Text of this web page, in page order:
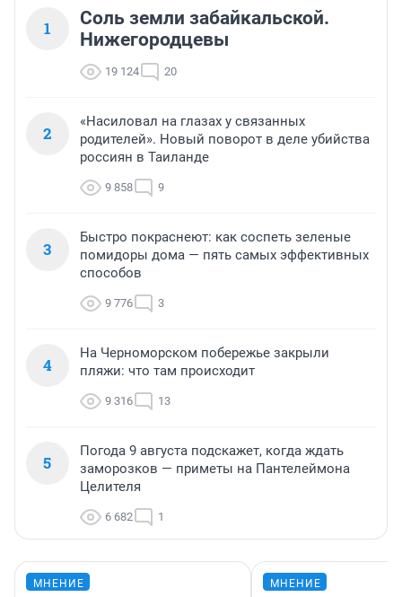
1
Соль земли забайкальской.
Нижегородцевы
19 124 20
2
«Насиловал на глазах у связанных
родителей». Новый поворот в деле убийства
россиян в Таиланде
9 858 9
3
Быстро покраснеют: как соспеть зеленые
помидоры дома — пять самых эффективных
способов
9 776 3
4
На Черноморском побережье закрыли
пляжи: что там происходит
9 316 13
5
Погода 9 августа подскажет, когда ждать
заморозков — приметы на Пантелеймона
Целителя
6 682 1
МНЕНИЕ МНЕНИЕ